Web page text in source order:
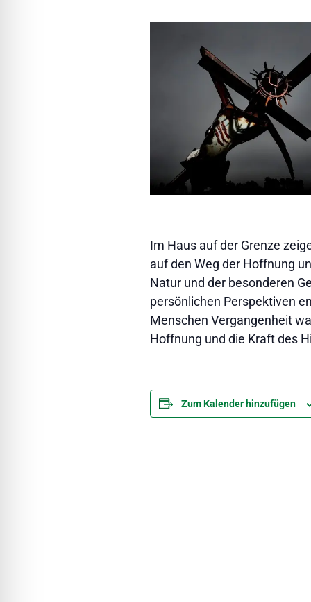
Im Haus auf der Grenze
auf den Weg der Hoffnung
Natur und der besonderen
persönlichen Perspektiven
Menschen Vergangenheit
Hoffnung und die Kraft des
Zum Kalender hinzufügen